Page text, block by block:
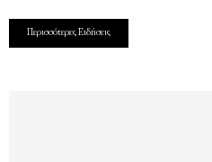
Περισσότερες Ειδήσεις